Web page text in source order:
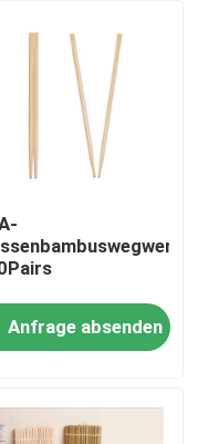
Anfrage absenden